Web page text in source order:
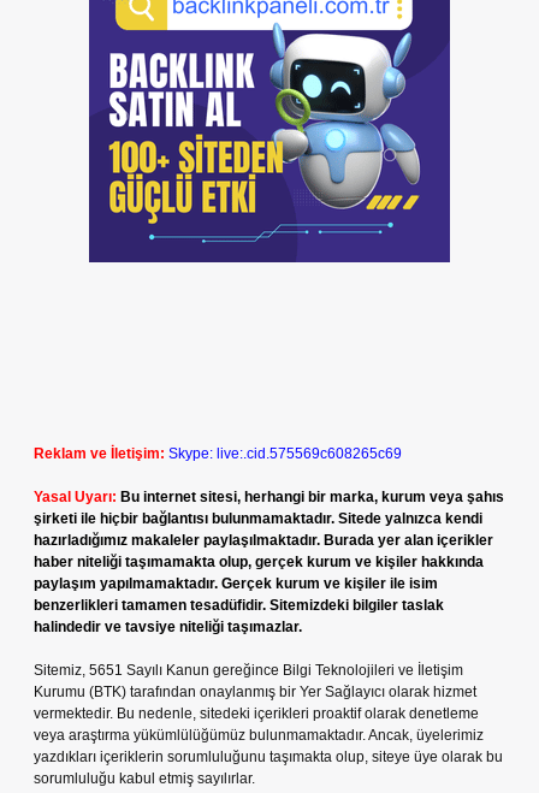
Reklam ve İletişim: Skype: live:.cid.575569c608265c69
Yasal Uyarı: Bu internet sitesi, herhangi bir marka, kurum veya şahıs
şirketi ile hiçbir bağlantısı bulunmamaktadır. Sitede yalnızca kendi
hazırladığımız makaleler paylaşılmaktadır. Burada yer alan içerikler
haber niteliği taşımamakta olup, gerçek kurum ve kişiler hakkında
paylaşım yapılmamaktadır. Gerçek kurum ve kişiler ile isim
benzerlikleri tamamen tesadüfidir. Sitemizdeki bilgiler taslak
halindedir ve tavsiye niteliği taşımazlar.
Sitemiz, 5651 Sayılı Kanun gereğince Bilgi Teknolojileri ve İletişim
Kurumu (BTK) tarafından onaylanmış bir Yer Sağlayıcı olarak hizmet
vermektedir. Bu nedenle, sitedeki içerikleri proaktif olarak denetleme
veya araştırma yükümlülüğümüz bulunmamaktadır. Ancak, üyelerimiz
yazdıkları içeriklerin sorumluluğunu taşımakta olup, siteye üye olarak bu
sorumluluğu kabul etmiş sayılırlar.